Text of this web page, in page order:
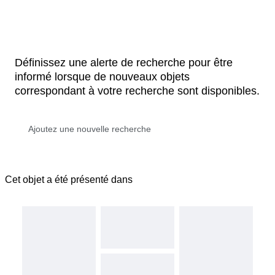
Définissez une alerte de recherche pour être
informé lorsque de nouveaux objets
correspondant à votre recherche sont disponibles.
Cet objet a été présenté dans